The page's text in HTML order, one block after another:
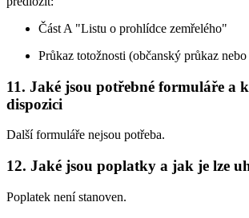
Část A "Listu o prohlídce zemřelého"
Průkaz totožnosti (občanský průkaz nebo
11. Jaké jsou potřebné formuláře a
dispozici
Další formuláře nejsou potřeba.
12. Jaké jsou poplatky a jak je lze
Poplatek není stanoven.